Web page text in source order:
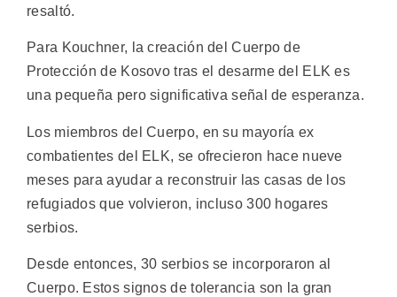
resaltó.
Para Kouchner, la creación del Cuerpo de
Protección de Kosovo tras el desarme del ELK es
una pequeña pero significativa señal de esperanza.
Los miembros del Cuerpo, en su mayoría ex
combatientes del ELK, se ofrecieron hace nueve
meses para ayudar a reconstruir las casas de los
refugiados que volvieron, incluso 300 hogares
serbios.
Desde entonces, 30 serbios se incorporaron al
Cuerpo. Estos signos de tolerancia son la gran